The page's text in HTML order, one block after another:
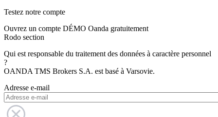
Testez notre compte
Ouvrez un compte DÉMO Oanda gratuitement
Rodo section
Qui est responsable du traitement des données à caractère personnel
?
OANDA TMS Brokers S.A. est basé à Varsovie.
Adresse e-mail